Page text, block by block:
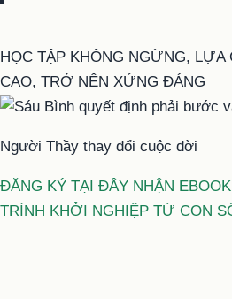
HỌC TẬP KHÔNG NGỪNG, LỰA
CAO, TRỞ NÊN XỨNG ĐÁNG
Người Thầy thay đổi cuộc đời
ĐĂNG KÝ TẠI ĐÂY NHẬN
TRÌNH KHỞI NGHIỆP TỪ CON